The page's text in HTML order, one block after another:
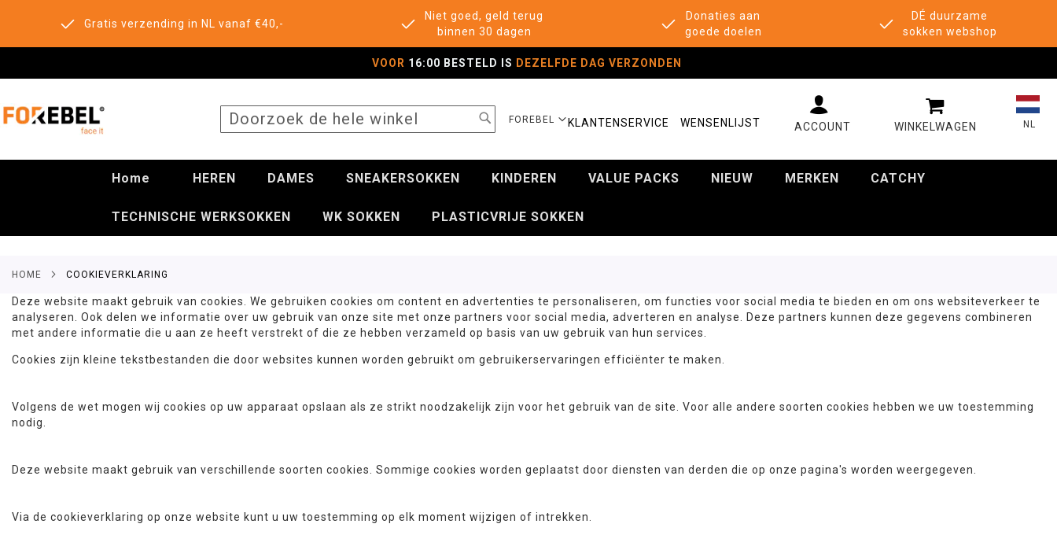
Gratis verzending in NL vanaf €40,-
Niet goed, geld terug
binnen 30 dagen
Donaties aan
goede doelen
DÉ duurzame
sokken webshop
VOOR 16:00 BESTELD IS DEZELFDE DAG VERZONDEN
SELECTEER
FOREBEL NL
KLANTENSERVICE WENSENLIJST
SEARCH
MIJN WINKELWAGEN
Home HEREN DAMES SNEAKERSOKKEN KINDEREN VALUE PACKS NIEUW MERKEN CATCHY
TECHNISCHE WERKSOKKEN WK SOKKEN PLASTICVRIJE SOKKEN
HOME COOKIEVERKLARING
Deze website maakt gebruik van cookies. We gebruiken cookies om content en advertenties te personaliseren, om functies voor social media te bieden en om ons websiteverkeer te
analyseren. Ook delen we informatie over uw gebruik van onze site met onze partners voor social media, adverteren en analyse. Deze partners kunnen deze gegevens combineren
met andere informatie die u aan ze heeft verstrekt of die ze hebben verzameld op basis van uw gebruik van hun services.
Cookies zijn kleine tekstbestanden die door websites kunnen worden gebruikt om gebruikerservaringen efficiënter te maken.
Volgens de wet mogen wij cookies op uw apparaat opslaan als ze strikt noodzakelijk zijn voor het gebruik van de site. Voor alle andere soorten cookies hebben we uw toestemming
nodig.
Deze website maakt gebruik van verschillende soorten cookies. Sommige cookies worden geplaatst door diensten van derden die op onze pagina's worden weergegeven.
Via de cookieverklaring op onze website kunt u uw toestemming op elk moment wijzigen of intrekken.